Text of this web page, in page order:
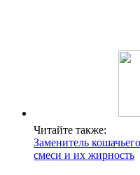
Читайте также:
Заменитель
смеси и их жирность